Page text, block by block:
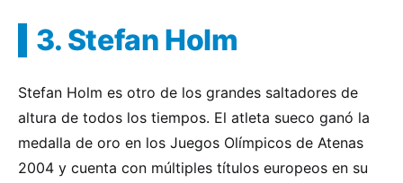
3. Stefan Holm
Stefan Holm es otro de los grandes saltadores de
altura de todos los tiempos. El atleta sueco ganó la
medalla de oro en los Juegos Olímpicos de Atenas
2004 y cuenta con múltiples títulos europeos en su